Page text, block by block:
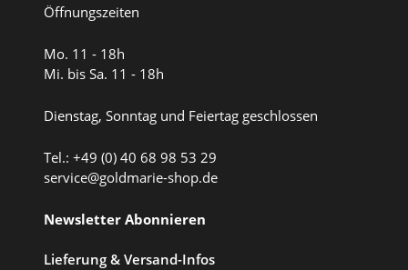
Öffnungszeiten
Mo. 11 - 18h
Mi. bis Sa. 11 - 18h
Dienstag, Sonntag und Feiertag geschlossen
Tel.: +49 (0) 40 68 98 53 29
service@goldmarie-shop.de
Newsletter Abonnieren
Lieferung & Versand-Infos